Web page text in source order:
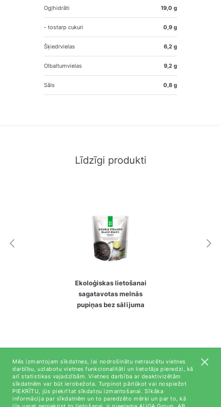
Mēs izmantojam sīkdatnes, lai nodrošinātu netraucētu vietnes
darbību, uzlabotu vietnes funkcionalitāti un lietotāja pieredzi, kā
arī statistikas vajadzībām. Vietnes darbība ar deaktivizētām
sīkdatnēm var būt ierobežota. Turpinot pārlūkot vai nospiežot
PIEKRĪTU, jūs piekrītat sīkdatņu izmantošanai. Sīkāka
informācija par sīkdatnēm un to paredzēto mērķi un par to, kā
Ogļhidrāti 19,0 g
- tostarp cukuri 0,9 g
Šķiedrvielas 6,2 g
Olbaltumvielas 9,2 g
Sāls 0,8 g
Līdzīgi produkti
Ekoloģiskas lietošanai
sagatavotas melnās
pupiņas bez sālījuma
Par mums
Kontaktinformācija